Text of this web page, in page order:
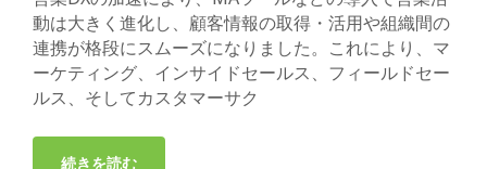
動は大きく進化し、顧客情報の取得・活用や組織間の
連携が格段にスムーズになりました。これにより、マ
ーケティング、インサイドセールス、フィールドセー
ルス、そしてカスタマーサク